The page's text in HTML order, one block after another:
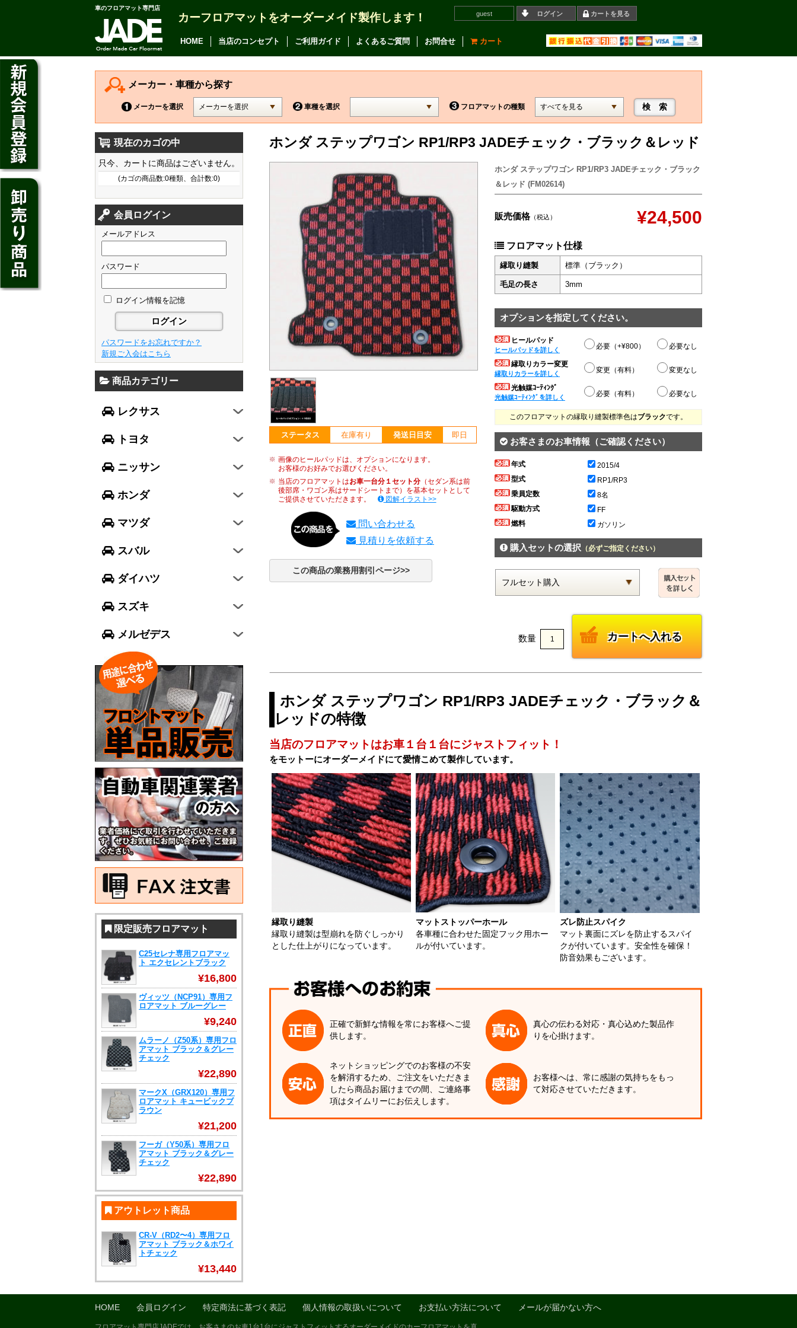
車のフロアマット専門店
カーフロアマットをオーダーメイド製作します！ guest ログイン カートを見る
HOME 当店のコンセプト ご利用ガイド よくあるご質問 お問合せ カート
メーカー・車種から探す
メーカーを選択 車種を選択 フロアマットの種類
ホンダ ステップワゴン RP1/RP3 JADEチェック・ブラック＆レッド
ステータス 在庫有り 発送日目安 即日
画像のヒールパッドは、オプションになります。
お客様のお好みでお選びください。
当店のフロアマットはお車一台分１セット分（セダン系は前
後部席・ワゴン系はサードシートまで）を基本セットとして
ご提供させていただきます。
図解イラスト>>
問い合わせる
見積りを依頼する
この商品の業務用割引ページ>>
ホンダ ステップワゴン RP1/RP3 JADEチェック・ブラック
＆レッド (FM02614)
販売価格（税込） ¥24,500
フロアマット仕様
縁取り縫製 標準（ブラック）
毛足の長さ 3mm
オプションを指定してください。
ヒールパッド
ヒールパッドを詳しく 必要（+¥800） 必要なし
縁取りカラー変更
縁取りカラーを詳しく 変更（有料） 変更なし
光触媒ｺｰﾃｨﾝｸﾞ
光触媒ｺｰﾃｨﾝｸﾞを詳しく 必要（有料） 必要なし
このフロアマットの縁取り縫製標準色はブラックです。
お客さまのお車情報（ご確認ください）
年式
2015/4
型式
RP1/RP3
乗員定数
8名
駆動方式
FF
燃料
ガソリン
購入セットの選択（必ずご指定ください）
数量
ホンダ ステップワゴン RP1/RP3 JADEチェック・ブラック＆
レッドの特徴
当店のフロアマットはお車１台１台にジャストフィット！
をモットーにオーダーメイドにて愛情こめて製作しています。
縁取り縫製
縁取り縫製は型崩れを防ぐしっかり
とした仕上がりになっています。
マットストッパーホール
各車種に合わせた固定フック用ホー
ルが付いています。
ズレ防止スパイク
マット裏面にズレを防止するスパイ
クが付いています。安全性を確保！
防音効果もございます。
正確で新鮮な情報を常にお客様へご提
供します。
真心の伝わる対応・真心込めた製品作
りを心掛けます。
ネットショッピングでのお客様の不安
を解消するため、ご注文をいただきま
したら商品お届けまでの間、ご連絡事
項はタイムリーにお伝えします。
お客様へは、常に感謝の気持ちをもっ
て対応させていただきます。
現在のカゴの中
只今、カートに商品はございません。
(カゴの商品数:0種類、合計数:0)
会員ログイン
メールアドレス
パスワード
ログイン情報を記憶
パスワードをお忘れですか？
新規ご入会はこちら
商品カテゴリー
レクサス
CT200h
HS250h
GS
GS F
NX
RX
LX570
RC
LC
トヨタ
アルファード
ヴェルファイア
カムリ
カローラ アクシオ
プレミオ
プリウス
SAI
クラウン アスリート
クラウン マジェスタ
クラウン ロイヤル
アベンシス
カローラ フィールダー
プリウスα
FJクルーザー
CH-R
ハリアー
86
ニッサン
デイズ
デイズ ルークス
ジューク
ノート
キューブ
セレナ
エルグランド
エクストレイル
ティアナ
スカイライン
GT-R
ホンダ
フィット
シャトル
ジェイド
フリード
N-ONE
N-BOX
N-BOX SLASH
N-BOX+
N-WGN
グレイス
ヴェゼル
マツダ
フレア
フレアワゴン
フレアクロスオーバー
キャロル
デミオ
アクセラ スポーツ
アテンザ ワゴン
CX-3
ビアンテ
スバル
レガシィ B4
レガシィ アウトバック
WRX S4
インプレッサ スポーツ
インプレッサ G4
エクシーガ クロスオーバー7
ダイハツ
ミラ イース
ミラ
ミラ ココア
ムーヴ キャンバス
タント
トール
スズキ
スペーシア
ハスラー
エヴリィワゴン
スイフト
ジムニー シエラ
メルゼデス
Aクラス
GLCクラス
限定販売フロアマット
C25セレナ専用フロアマッ
ト エクセレントブラック
¥16,800
ヴィッツ（NCP91）専用フ
ロアマット ブルーグレー
¥9,240
ムラーノ（Z50系）専用フロ
アマット ブラック＆グレー
チェック
¥22,890
マークX（GRX120）専用フ
ロアマット キュービックブ
ラウン
¥21,200
フーガ（Y50系）専用フロ
アマット ブラック＆グレー
チェック
¥22,890
アウトレット商品
CR-V（RD2〜4）専用フロ
アマット ブラック＆ホワイ
トチェック
¥13,440
HOME 会員ログイン 特定商法に基づく表記 個人情報の取扱いについて お支払い方法について メールが届かない方へ